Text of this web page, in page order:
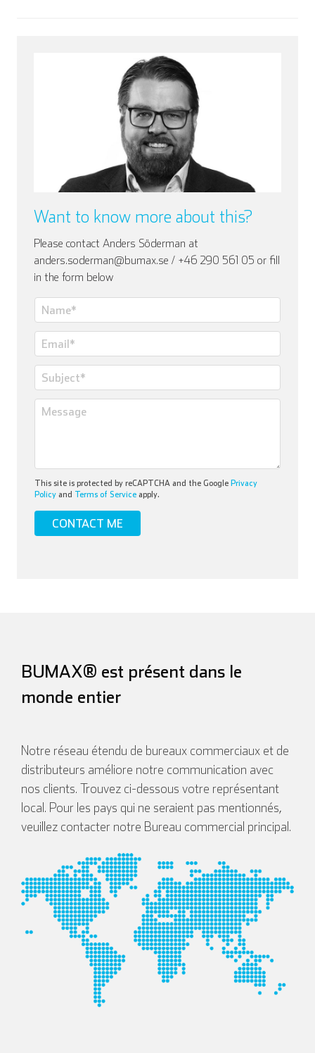
Want to know more about this?
Please contact Anders Söderman at
anders.soderman@bumax.se / +46 290 561 05 or fill
in the form below
This site is protected by reCAPTCHA and the Google Privacy
Policy and Terms of Service apply.
BUMAX® est présent dans le
monde entier
Notre réseau étendu de bureaux commerciaux et de
distributeurs améliore notre communication avec
nos clients. Trouvez ci-dessous votre représentant
local. Pour les pays qui ne seraient pas mentionnés,
veuillez contacter notre Bureau commercial principal.